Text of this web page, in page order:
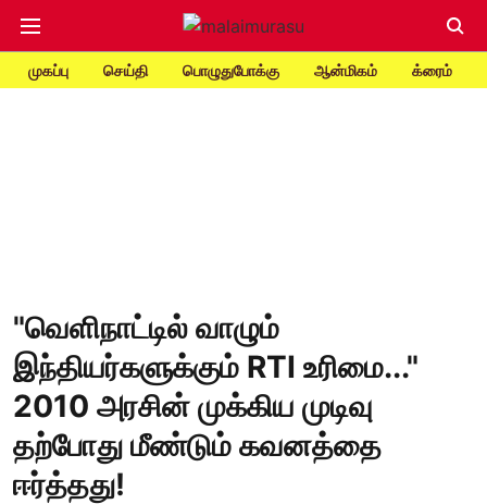
முகப்பு செய்தி பொழுதுபோக்கு ஆன்மிகம் க்ரைம்
"வெளிநாட்டில் வாழும்
இந்தியர்களுக்கும் RTI உரிமை..."
2010 அரசின் முக்கிய முடிவு
தற்போது மீண்டும் கவனத்தை
ஈர்த்தது!